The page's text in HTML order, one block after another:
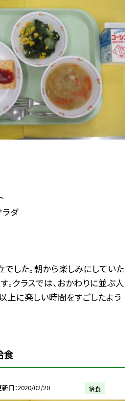
ダ
した。朝から楽しみにしていた
。クラスでは、おかわりに並ぶ人
上に楽しい時間をすごしたよう
食
新日 2020/02/20 給食